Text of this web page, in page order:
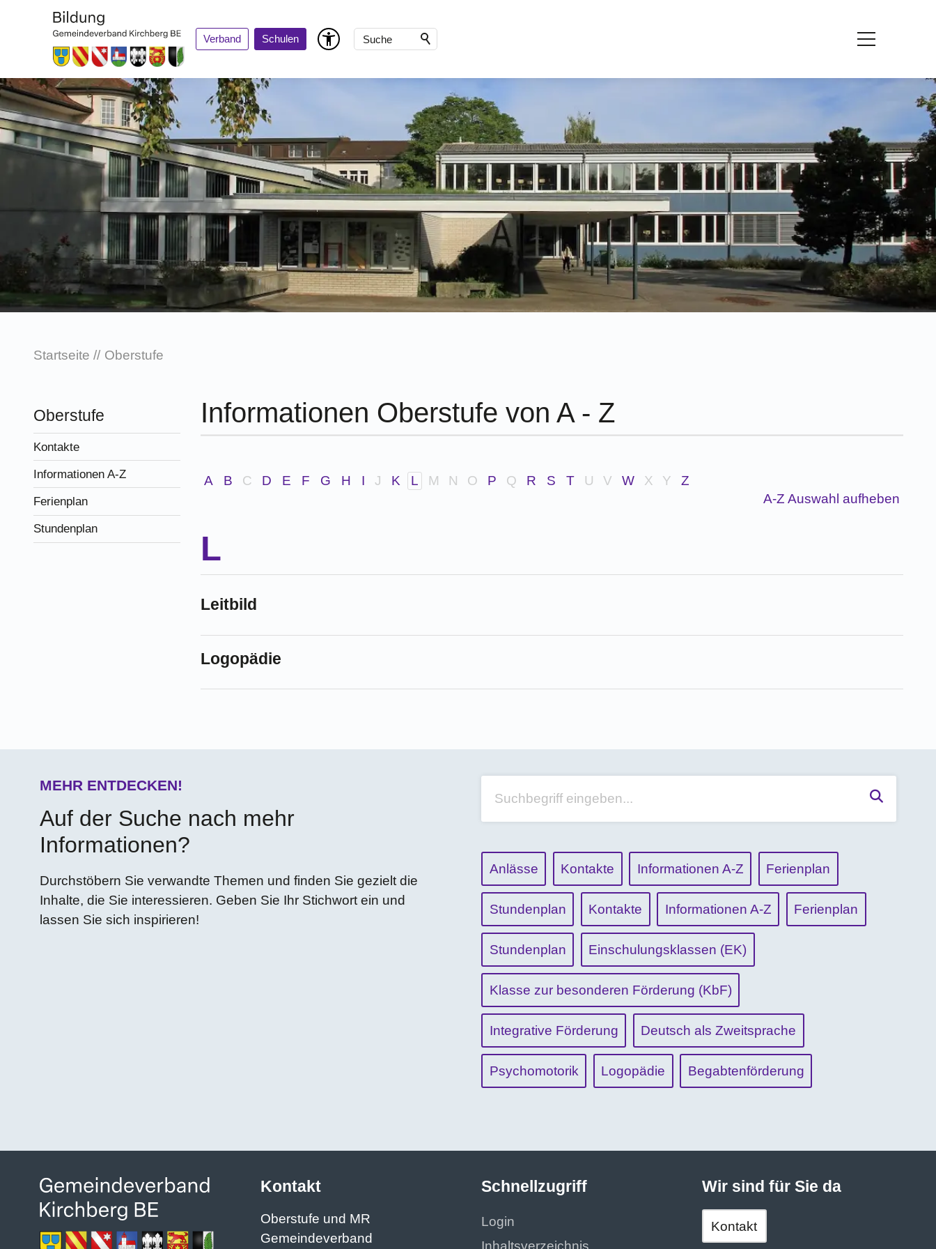
Verband Schulen
Aktuelles
Anlässe
Oberstufe
Kontakte
Informationen A-Z
Ferienplan
Stundenplan
Besondere Klassen
Kontakte
Informationen A-Z
Ferienplan
Stundenplan
Einschulungsklassen (EK)
Klasse zur besonderen Förderung (KbF)
Integrative Förderung
Deutsch als Zweitsprache
Psychomotorik
Logopädie
Begabtenförderung
Startseite Oberstufe
Oberstufe
Kontakte
Informationen A-Z
Ferienplan
Stundenplan
Informationen Oberstufe von A - Z
A B C D E F G H I J K L M N O P Q R S T U V W X Y
Z
A-Z Auswahl aufheben
Leitbild
Logopädie
MEHR ENTDECKEN!
Auf der Suche nach mehr
Informationen?
Durchstöbern Sie verwandte Themen und finden Sie gezielt die
Inhalte, die Sie interessieren. Geben Sie Ihr Stichwort ein und
lassen Sie sich inspirieren!
Suchen
Anlässe Kontakte Informationen A-Z Ferienplan
Stundenplan Kontakte Informationen A-Z Ferienplan
Stundenplan Einschulungsklassen (EK)
Klasse zur besonderen Förderung (KbF)
Integrative Förderung Deutsch als Zweitsprache
Psychomotorik Logopädie Begabtenförderung
Kontakt
Oberstufe und MR
Gemeindeverband
Schnellzugriff
Login
Inhaltsverzeichnis
Wir sind für Sie da
Kontakt